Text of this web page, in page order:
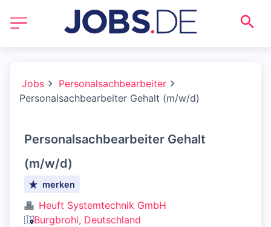
Jobs
Personalsachbearbeiter
Personalsachbearbeiter Gehalt (m/w/d)
Personalsachbearbeiter Gehalt
(m/w/d)
merken
Heuft Systemtechnik GmbH
Burgbrohl, Deutschland